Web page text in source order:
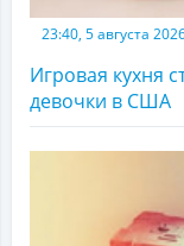
23:40, 5 августа
Игровая кухня
девочки в США